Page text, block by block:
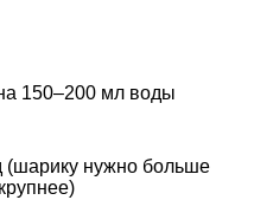
150–200 мл воды
(шарику нужно больше